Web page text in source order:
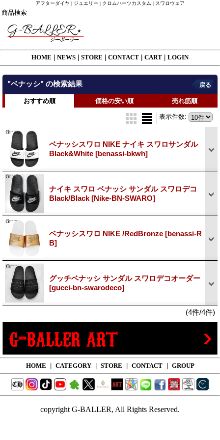
アフターダイヤ | ジュエリー | クロムハーツカスタム | スワロウェア
商品検索
HOME NEWS STORE CONTACT CART LOGIN
"ベナッシ" の検索結果 戻る
おすすめ順 価格の安い順 売れ筋順
表示件数:
ベナッシスワロ NIKE ナイキ スワロサンダル
Black&White [benassi-bkwh]
ナイキ スワロ ベナッシ サンダル スワロデコ
Black/Black [Nike-BN-SWARO]
ベナッシスワロ NIKE /RedBronze [benassi-R
B]
グッチベナッシ サンダル スワロデコオーダー
[gucci-bn-swarodeco]
(4件/4件)
HOME | CATEGORY | STORE | CONTACT | GROUP
copyright G-BALLER, All Rights Reserved.